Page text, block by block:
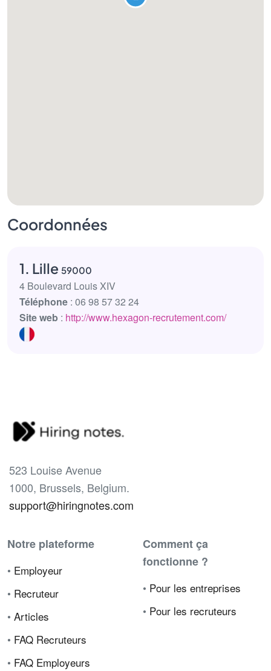
Coordonnées
1. Lille 59000
4 Boulevard Louis XIV
Téléphone : 06 98 57 32 24
Site web : http://www.hexagon-recrutement.com/
523 Louise Avenue
1000, Brussels, Belgium.
support@hiringnotes.com
Notre plateforme
• Employeur
• Recruteur
• Articles
• FAQ Recruteurs
• FAQ Employeurs
Comment ça
fonctionne ?
• Pour les entreprises
• Pour les recruteurs